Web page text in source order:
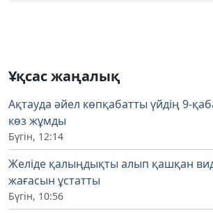
Ұқсас жаңалық
Ақтауда әйел көпқабатты үйдің 9-
көз жұмды
Бүгін, 12:14
Желіде қалыңдықты алып қашқан
жағасын ұстатты
Бүгін, 10:56